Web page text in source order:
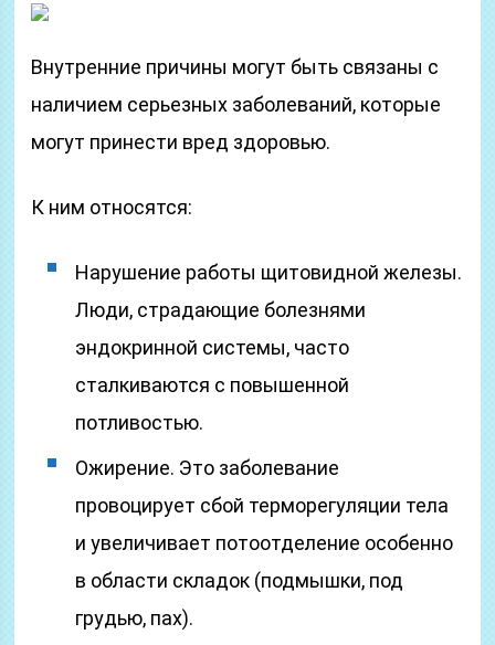
Внутренние причины могут быть связаны с
наличием серьезных заболеваний, которые
могут принести вред здоровью.
К ним относятся:
Нарушение работы щитовидной железы.
Люди, страдающие болезнями
эндокринной системы, часто
сталкиваются с повышенной
потливостью.
Ожирение. Это заболевание
провоцирует сбой терморегуляции тела
и увеличивает потоотделение особенно
в области складок (подмышки, под
грудью, пах).